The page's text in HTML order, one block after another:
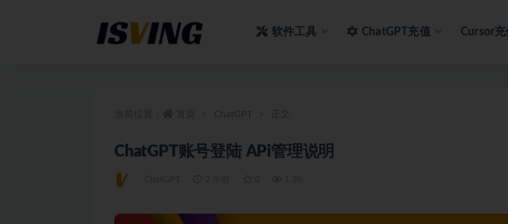
软件工具 ChatGPT充值 Cursor充
ChatGPT账号登陆 APi管理说明